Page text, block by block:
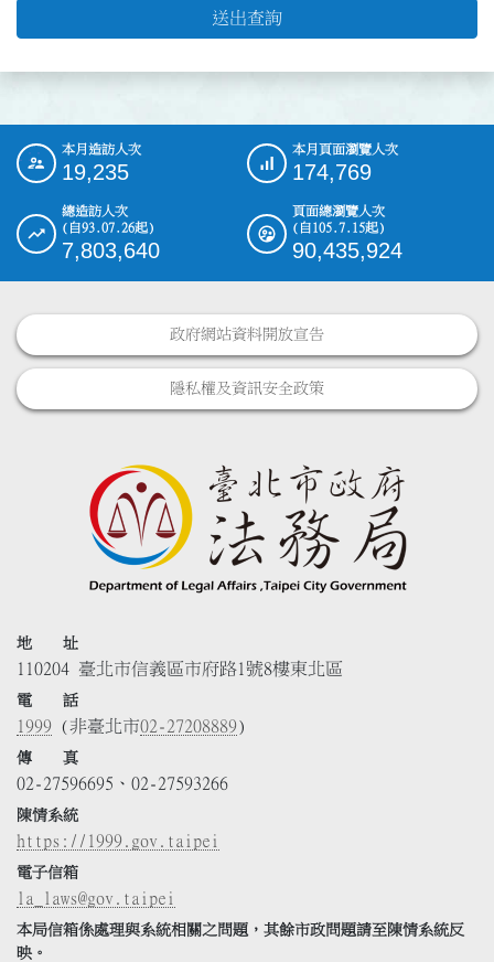
送出查詢
::: 本月造訪人次
19,235
本月頁面瀏覽人次
174,769
總造訪人次
(自93.07.26起)
7,803,640
頁面總瀏覽人次
(自105.7.15起)
90,435,924
政府網站資料開放宣告
隱私權及資訊安全政策
地 址
110204 臺北市信義區市府路1號8樓東北區
電 話
1999 (非臺北市02-27208889)
傳 真
02-27596695、02-27593266
陳情系統
https://1999.gov.taipei
電子信箱
la_laws@gov.taipei
本局信箱係處理與系統相關之問題，其餘市政問題請至陳情系統反
映。